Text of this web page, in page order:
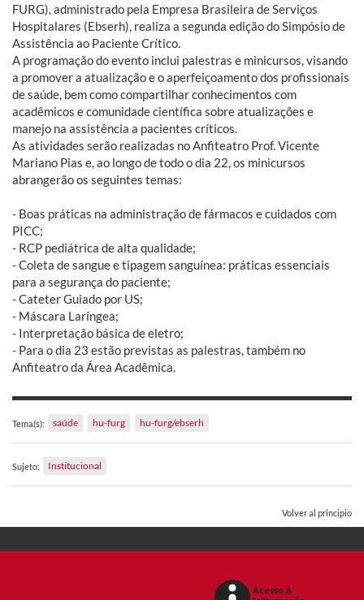
FURG), administrado pela Empresa Brasileira de Serviços
Hospitalares (Ebserh), realiza a segunda edição do Simpósio de
Assistência ao Paciente Crítico.
A programação do evento inclui palestras e minicursos, visando
a promover a atualização e o aperfeiçoamento dos profissionais
de saúde, bem como compartilhar conhecimentos com
acadêmicos e comunidade científica sobre atualizações e
manejo na assistência a pacientes críticos.
As atividades serão realizadas no Anfiteatro Prof. Vicente
Mariano Pias e, ao longo de todo o dia 22, os minicursos
abrangerão os seguintes temas:
- Boas práticas na administração de fármacos e cuidados com
PICC;
- RCP pediátrica de alta qualidade;
- Coleta de sangue e tipagem sanguínea: práticas essenciais
para a segurança do paciente;
- Cateter Guiado por US;
- Máscara Laríngea;
- Interpretação básica de eletro;
- Para o dia 23 estão previstas as palestras, também no
Anfiteatro da Área Acadêmica.
Tema(s): saúde hu-furg hu-furg/ebserh
Sujeto: Institucional
Volver al principio